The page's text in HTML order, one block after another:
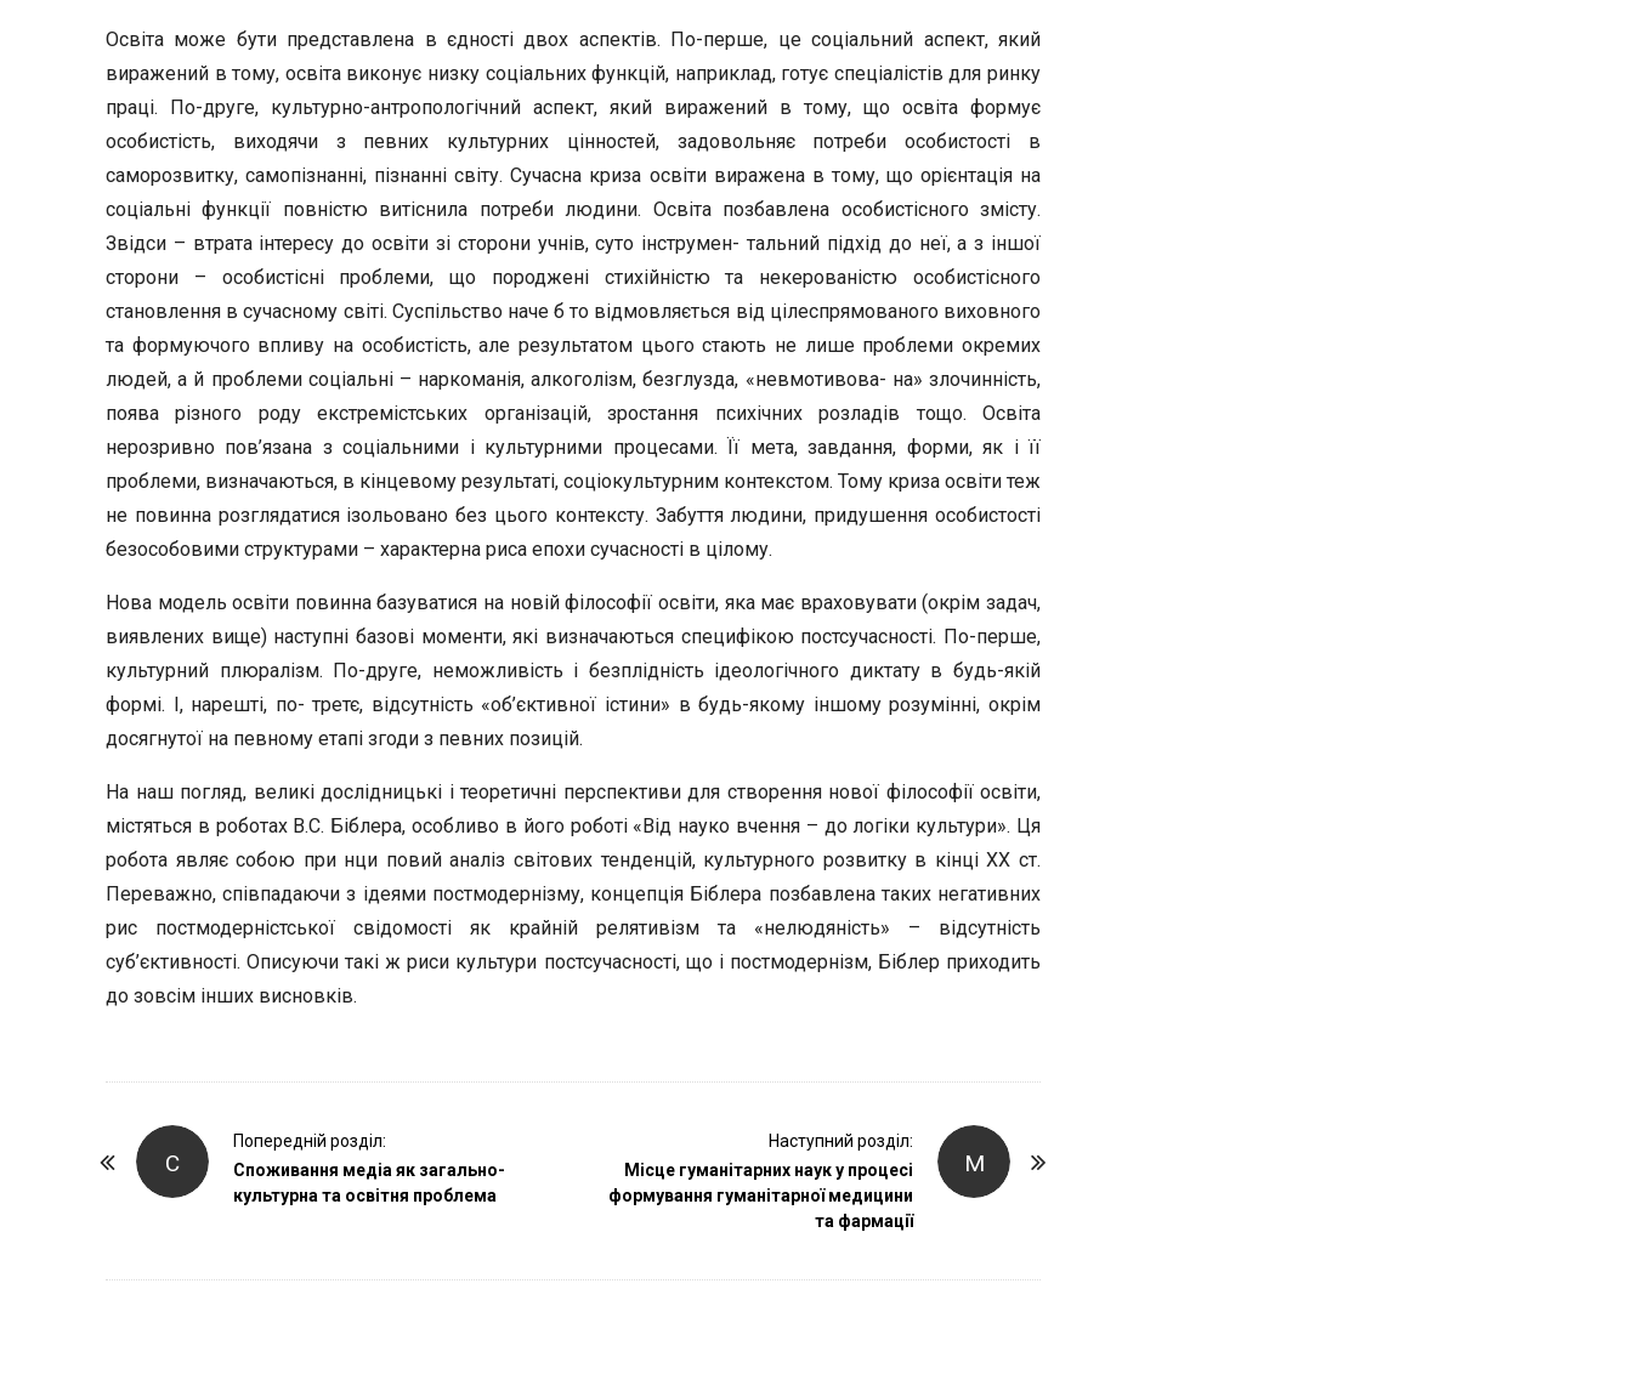
Освіта може бути представлена в єдності двох аспектів. По-перше, це соціальний аспект, який
виражений в тому, освіта виконує низку соціальних функцій, наприклад, готує спеціалістів для ринку
праці. По-друге, культурно-антропологічний аспект, який виражений в тому, що освіта формує
особистість, виходячи з певних культурних цінностей, задовольняє потреби особистості в
саморозвитку, самопізнанні, пізнанні світу. Сучасна криза освіти виражена в тому, що орієнтація на
соціальні функції повністю витіснила потреби людини. Освіта позбавлена особистісного змісту.
Звідси – втрата інтересу до освіти зі сторони учнів, суто інструмен- тальний підхід до неї, а з іншої
сторони – особистісні проблеми, що породжені стихійністю та некерованістю особистісного
становлення в сучасному світі. Суспільство наче б то відмовляється від цілеспрямованого виховного
та формуючого впливу на особистість, але результатом цього стають не лише проблеми окремих
людей, а й проблеми соціальні – наркоманія, алкоголізм, безглузда, «невмотивова- на» злочинність,
поява різного роду екстремістських організацій, зростання психічних розладів тощо. Освіта
нерозривно пов’язана з соціальними і культурними процесами. Її мета, завдання, форми, як і її
проблеми, визначаються, в кінцевому результаті, соціокультурним контекстом. Тому криза освіти теж
не повинна розглядатися ізольовано без цього контексту. Забуття людини, придушення особистості
безособовими структурами – характерна риса епохи сучасності в цілому.
Нова модель освіти повинна базуватися на новій філософії освіти, яка має враховувати (окрім задач,
виявлених вище) наступні базові моменти, які визначаються специфікою постсучасності. По-перше,
культурний плюралізм. По-друге, неможливість і безплідність ідеологічного диктату в будь-якій
формі. І, нарешті, по- третє, відсутність «об’єктивної істини» в будь-якому іншому розумінні, окрім
досягнутої на певному етапі згоди з певних позицій.
На наш погляд, великі дослідницькі і теоретичні перспективи для створення нової філософії освіти,
містяться в роботах В.С. Біблера, особливо в його роботі «Від науко вчення – до логіки культури». Ця
робота являє собою при нци повий аналіз світових тенденцій, культурного розвитку в кінці ХХ ст.
Переважно, співпадаючи з ідеями постмодернізму, концепція Біблера позбавлена таких негативних
рис постмодерністської свідомості як крайній релятивізм та «нелюдяність» – відсутність
суб’єктивності. Описуючи такі ж риси культури постсучасності, що і постмодернізм, Біблер приходить
до зовсім інших висновків.
С
Попередній розділ:
Споживання медіа як загально-
культурна та освітня проблема
М
Наступний розділ:
Місце гуманітарних наук у процесі
формування гуманітарної медицини
та фармації